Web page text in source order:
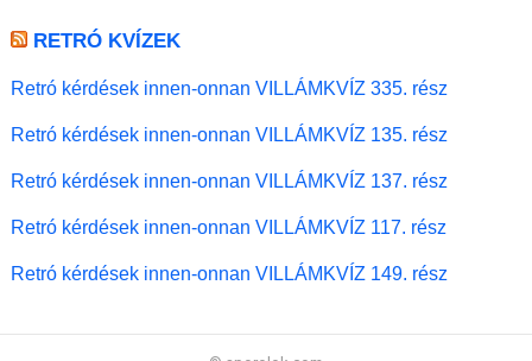
RETRÓ KVÍZEK
Retró kérdések innen-onnan VILLÁMKVÍZ 335. rész
Retró kérdések innen-onnan VILLÁMKVÍZ 135. rész
Retró kérdések innen-onnan VILLÁMKVÍZ 137. rész
Retró kérdések innen-onnan VILLÁMKVÍZ 117. rész
Retró kérdések innen-onnan VILLÁMKVÍZ 149. rész